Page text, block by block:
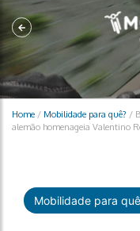
Home / Mobilidade para quê? /
alemão homenageia Valentino
Mobilidade para